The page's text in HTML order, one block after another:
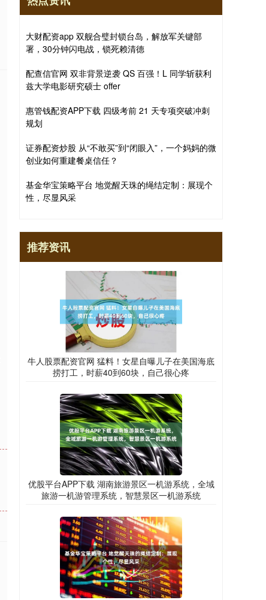
大财配资app 双舰合璧封锁台岛，解放军关键部
署，30分钟闪电战，锁死赖清德
配查信官网 双非背景逆袭 QS 百强！L 同学斩获利
兹大学电影研究硕士 offer
惠管钱配资APP下载 四级考前 21 天专项突破冲刺
规划
证券配资炒股 从“不敢买”到“闭眼入”，一个妈妈的微
创业如何重建餐桌信任？
基金华宝策略平台 地觉醒天珠的绳结定制：展现个
性，尽显风采
推荐资讯
牛人股票配资官网 猛料！女星自曝儿子在美国海底
捞打工，时薪40到60块，自己很心疼
优股平台APP下载 湖南旅游景区一机游系统，全域
旅游一机游管理系统，智慧景区一机游系统